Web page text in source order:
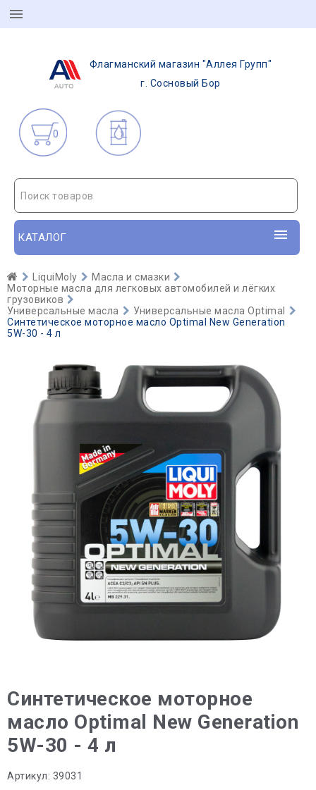
Флагманский магазин "Аллея Групп"
г. Сосновый Бор
0
Поиск товаров
КАТАЛОГ
LiquiMoly
Масла и смазки
Моторные масла для легковых автомобилей и лёгких
грузовиков
Универсальные масла
Универсальные масла Optimal
Синтетическое моторное масло Optimal New Generation
5W-30 - 4 л
Синтетическое моторное
масло Optimal New Generation
5W-30 - 4 л
Артикул: 39031